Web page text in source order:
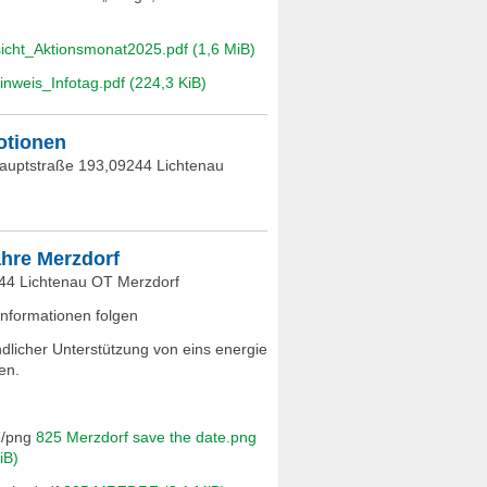
(1,6 MiB)
(224,3 KiB)
193,09244 Lichtenau
Merzdorf
Lichtenau OT Merzdorf
folgen
Unterstützung von eins energie
825 Merzdorf save the date.png